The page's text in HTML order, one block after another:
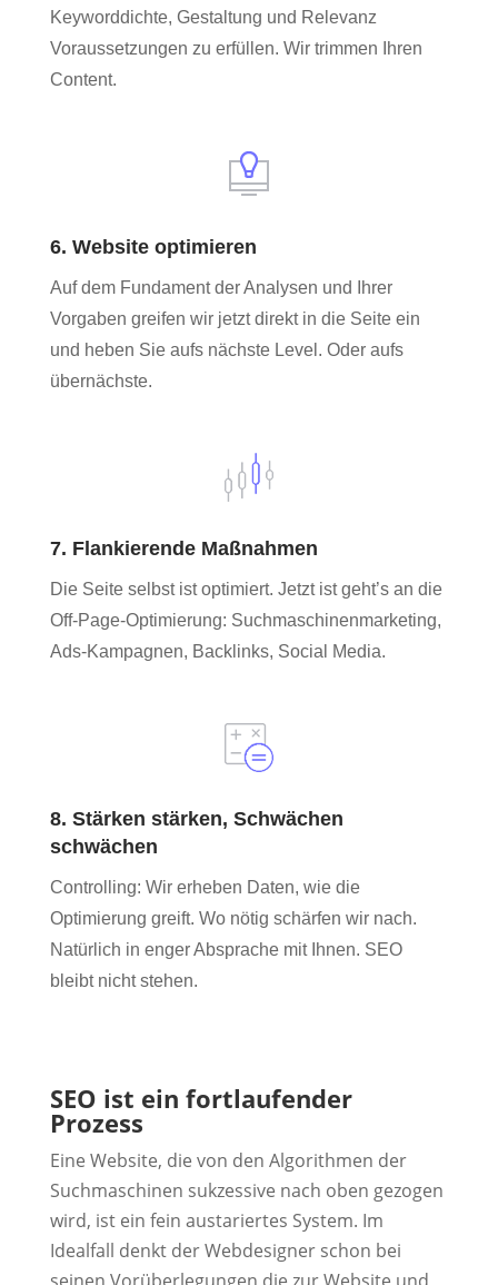
Keyworddichte, Gestaltung und Relevanz
Voraussetzungen zu erfüllen. Wir trimmen Ihren
Content.
6. Website optimieren
Auf dem Fundament der Analysen und Ihrer
Vorgaben greifen wir jetzt direkt in die Seite ein
und heben Sie aufs nächste Level. Oder aufs
übernächste.
7. Flankierende Maßnahmen
Die Seite selbst ist optimiert. Jetzt ist geht’s an die
Off-Page-Optimierung: Suchmaschinenmarketing,
Ads-Kampagnen, Backlinks, Social Media.
8. Stärken stärken, Schwächen
schwächen
Controlling: Wir erheben Daten, wie die
Optimierung greift. Wo nötig schärfen wir nach.
Natürlich in enger Absprache mit Ihnen. SEO
bleibt nicht stehen.
SEO ist ein fortlaufender
Prozess
Eine Website, die von den Algorithmen der
Suchmaschinen sukzessive nach oben gezogen
wird, ist ein fein austariertes System. Im
Idealfall denkt der Webdesigner schon bei
seinen Vorüberlegungen die zur Website und